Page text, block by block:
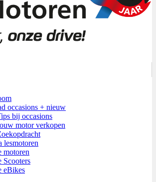
occasions + nieuw
bij occasions
motor verkopen
lesmotoren
motoren
Scooters
eBikes